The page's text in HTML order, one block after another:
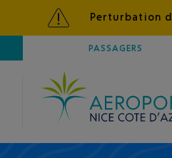
Perturbation
PASSAGERS
AÉROPORTNICE